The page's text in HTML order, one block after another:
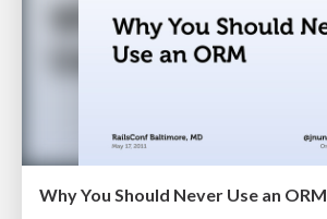
Why You Should Never Use an ORM